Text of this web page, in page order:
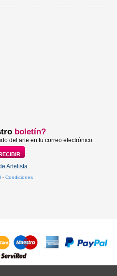
boletín?
del arte en tu correo electrónico
Artelista.
- Condiciones